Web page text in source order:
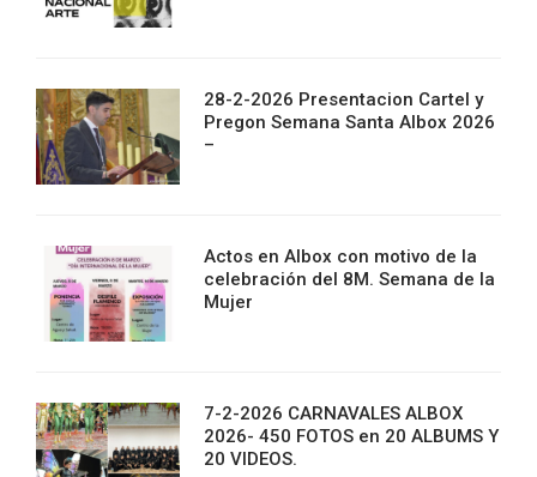
28-2-2026 Presentacion Cartel y
Pregon Semana Santa Albox 2026
–
Actos en Albox con motivo de la
celebración del 8M. Semana de la
Mujer
7-2-2026 CARNAVALES ALBOX
2026- 450 FOTOS en 20 ALBUMS Y
20 VIDEOS.